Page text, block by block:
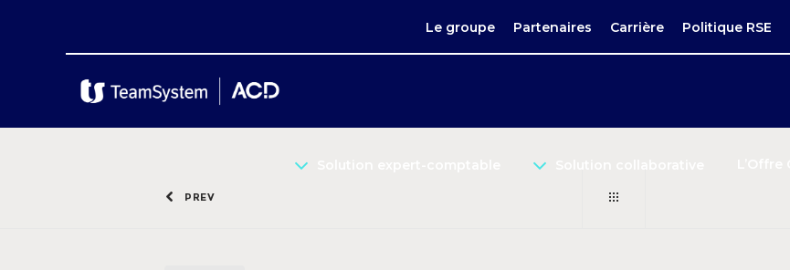
Le groupe Partenaires Carrière Politique RSE
PREV